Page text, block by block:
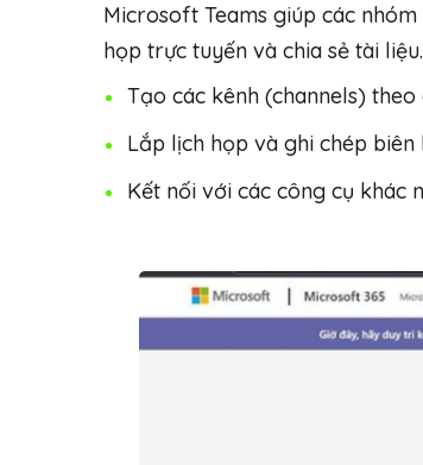
Microsoft Teams giúp các
họp trực tuyến và chia sẻ tài liệu.
Tạo các kênh (channels) theo
Lắp lịch họp và ghi chép biên
Kết nối với các công cụ khác